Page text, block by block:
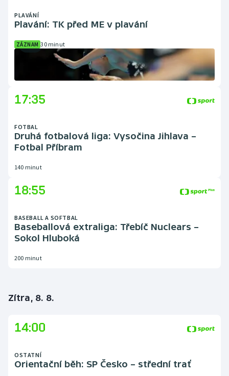
Boby a skeleton
Box
Curling
Golf
Jezdectví
Judo
Krasobruslení
Historické návraty
Aplikace ČT sport
AZ kvíz
PLAVÁNÍ
Plavání: TK před ME v plavání
ZÁZNAM 30 minut
17:35
FOTBAL
Druhá fotbalová liga: Vysočina Jihlava –
Fotbal Příbram
140 minut
18:55
BASEBALL A SOFTBAL
Baseballová extraliga: Třebíč Nuclears –
Sokol Hluboká
200 minut
Zítra, 8. 8.
14:00
OSTATNÍ
Orientační běh: SP Česko – střední trať